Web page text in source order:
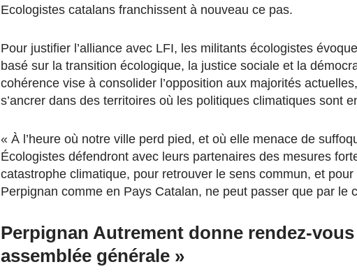
Ecologistes catalans franchissent à nouveau ce pas.
Pour justifier l’alliance avec LFI, les militants écologistes
basé sur la transition écologique, la justice sociale et la
cohérence vise à consolider l’opposition aux majorités
s’ancrer dans des territoires où les politiques climatiques sont
« À l’heure où notre ville perd pied, et où elle menace de
Écologistes défendront avec leurs partenaires des mesures
catastrophe climatique, pour retrouver le sens commun, et pour
Perpignan comme en Pays Catalan, ne peut passer que par le
Perpignan Autrement donne rendez-
assemblée générale »